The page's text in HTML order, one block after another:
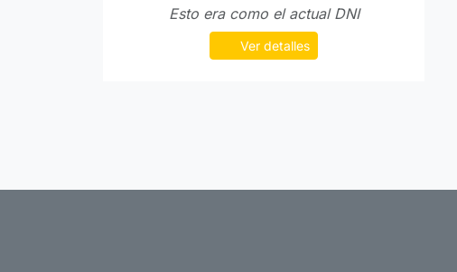
Esto era como el actual DNI
Ver detalles